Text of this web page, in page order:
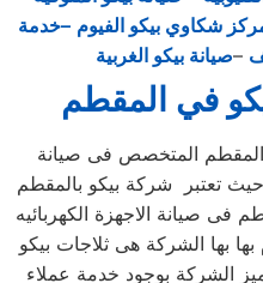
شكاوي بيكو الفيوم –خدمة
–صيانة بيكو الغربية
في المقطم
المقطم المتخصص فى صيانة
تعتبر شركة بيكو بالمقطم
بها الشركة هى ثلاجات بيكو
الشركة بوجود خدمة عملاء